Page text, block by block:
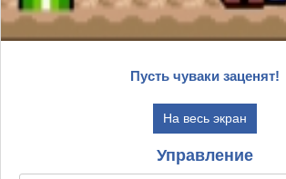
Пусть чуваки заценят!
На весь экран
Управление